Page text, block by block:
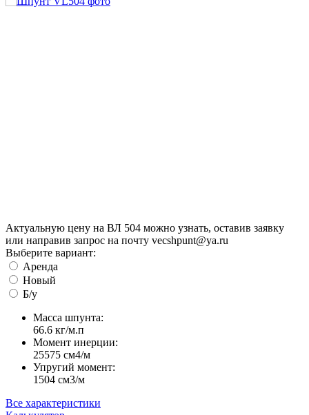
Актуальную цену на ВЛ 504 можно узнать, оставив заявку
или направив запрос на почту vecshpunt@ya.ru
Выберите вариант:
Аренда
Новый
Б/у
Масса шпунта:
66.6 кг/м.п
Момент инерции:
25575 cм4/м
Упругий момент:
1504 cм3/м
Все характеристики